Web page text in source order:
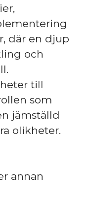
där en djup
och
till
som
jämställd
olikheter.
annan